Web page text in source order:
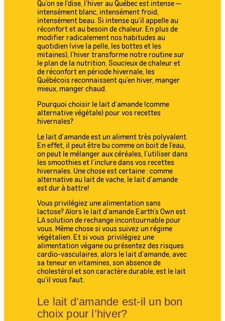
Qu’on se l’dise, l’hiver au Québec est intense —
intensément blanc, intensément froid,
intensément beau. Si intense qu’il appelle au
réconfort et au besoin de chaleur. En plus de
modifier radicalement nos habitudes au
quotidien (vive la pelle, les bottes et les
mitaines), l’hiver transforme notre routine sur
le plan de la nutrition. Soucieux de chaleur et
de réconfort en période hivernale, les
Québécois reconnaissent qu’en hiver, manger
mieux, manger chaud.
Pourquoi choisir le lait d’amande (comme
alternative végétale) pour vos recettes
hivernales?
Le lait d’amande est un aliment très polyvalent.
En effet, il peut être bu comme on boit de l’eau,
on peut le mélanger aux céréales, l’utiliser dans
les smoothies et l’inclure dans vos recettes
hivernales. Une chose est certaine : comme
alternative au lait de vache, le lait d’amande
est dur à battre!
Vous privilégiez une alimentation sans
lactose? Alors le lait d’amande Earth’s Own est
LA solution de rechange incontournable pour
vous. Même chose si vous suivez un régime
végétalien. Et si vous privilégiez une
alimentation végane ou présentez des risques
cardio-vasculaires, alors le lait d’amande, avec
sa teneur en vitamines, son absence de
cholestérol et son caractère durable, est le lait
qu’il vous faut.
Le lait d’amande est-il un bon
choix pour l’hiver?